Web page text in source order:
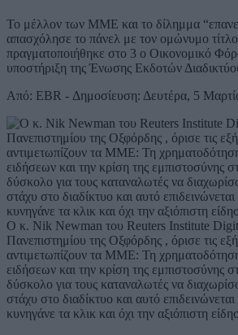
Το μέλλον των ΜΜΕ και το δίλημμα
απασχόλησε το πάνελ με τον ομώνυμο
πραγματοποιήθηκε στο 3 ο Οικονομικό
υποστήριξη της Ένωσης Εκδοτών
Από: EBR - Δημοσίευση: Δευτέρα, 5
Ο κ. Nik Newman του Reuters Institute
Πανεπιστημίου της Οξφόρδης , όρισε τις
αντιμετωπίζουν τα ΜΜΕ: Τη
ειδήσεων και την κρίση της εμπιστοσύνης
δύσκολο για τους καταναλωτές να
στάχυ στο διαδίκτυο και αυτό
κυνηγάνε τα κλικ και όχι την αξιόπιστη